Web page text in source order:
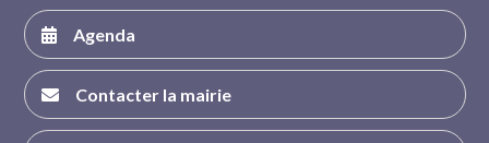
Agenda
Contacter la mairie